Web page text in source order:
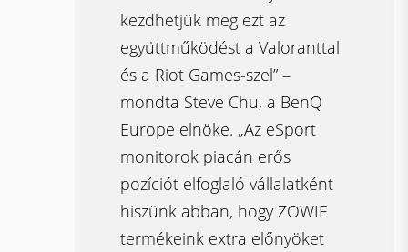
kezdhetjük meg ezt az
együttműködést a Valoranttal
és a Riot Games-szel” –
mondta Steve Chu, a BenQ
Europe elnöke. „Az eSport
monitorok piacán erős
pozíciót elfoglaló vállalatként
hiszünk abban, hogy ZOWIE
termékeink extra előnyöket